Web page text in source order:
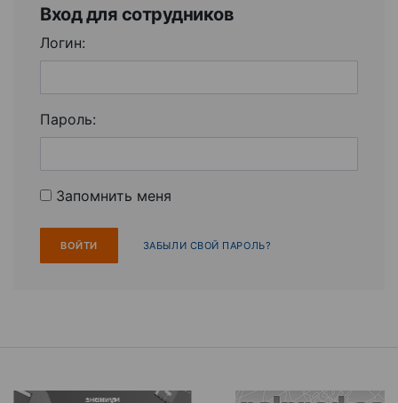
Вход для сотрудников
Логин:
Пароль:
Запомнить меня
ЗАБЫЛИ СВОЙ ПАРОЛЬ?